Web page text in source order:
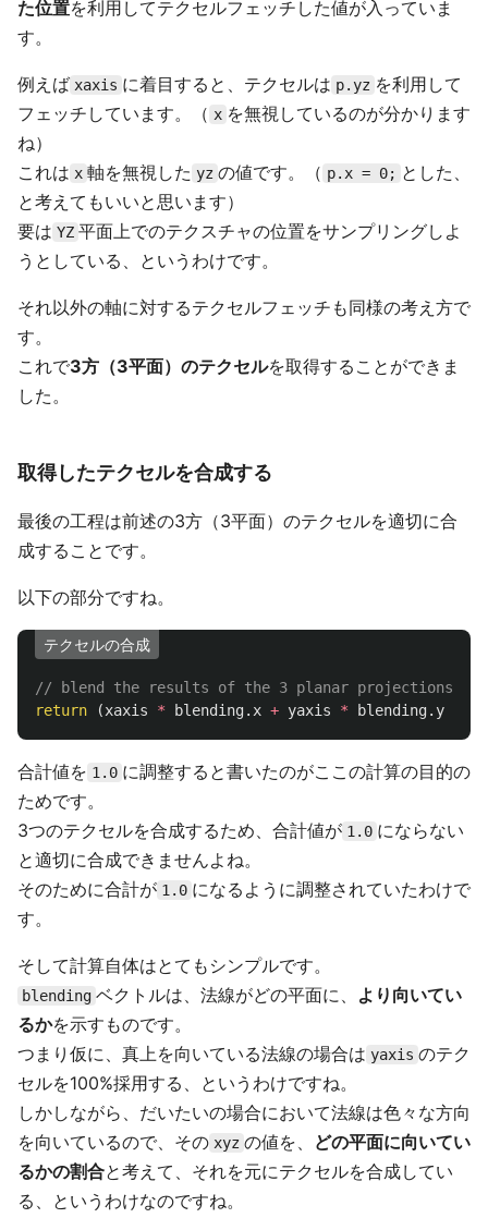
た位置を利用してテクセルフェッチした値が入っていま
す。
例えば xaxis に着目すると、テクセルは p.yz を利用して
フェッチしています。（ x を無視しているのが分かります
ね）
これは x 軸を無視した yz の値です。（ p.x = 0; とした、
と考えてもいいと思います）
要は YZ 平面上でのテクスチャの位置をサンプリングしよ
うとしている、というわけです。
それ以外の軸に対するテクセルフェッチも同様の考え方で
す。
これで3方（3平面）のテクセルを取得することができま
した。
取得したテクセルを合成する
最後の工程は前述の3方（3平面）のテクセルを適切に合
成することです。
以下の部分ですね。
テクセルの合成
// blend the results of the 3 planar projections.
return
(xaxis * blending. x + yaxis * blending. y
合計値を 1.0 に調整すると書いたのがここの計算の目的の
ためです。
3つのテクセルを合成するため、合計値が 1.0 にならない
と適切に合成できませんよね。
そのために合計が 1.0 になるように調整されていたわけで
す。
そして計算自体はとてもシンプルです。
blending ベクトルは、法線がどの平面に、 より向いてい
るかを示すものです。
つまり仮に、真上を向いている法線の場合は yaxis のテク
セルを100%採用する、というわけですね。
しかしながら、だいたいの場合において法線は色々な方向
を向いているので、その xyz の値を、 どの平面に向いてい
るかの割合と考えて、それを元にテクセルを合成してい
る、というわけなのですね。